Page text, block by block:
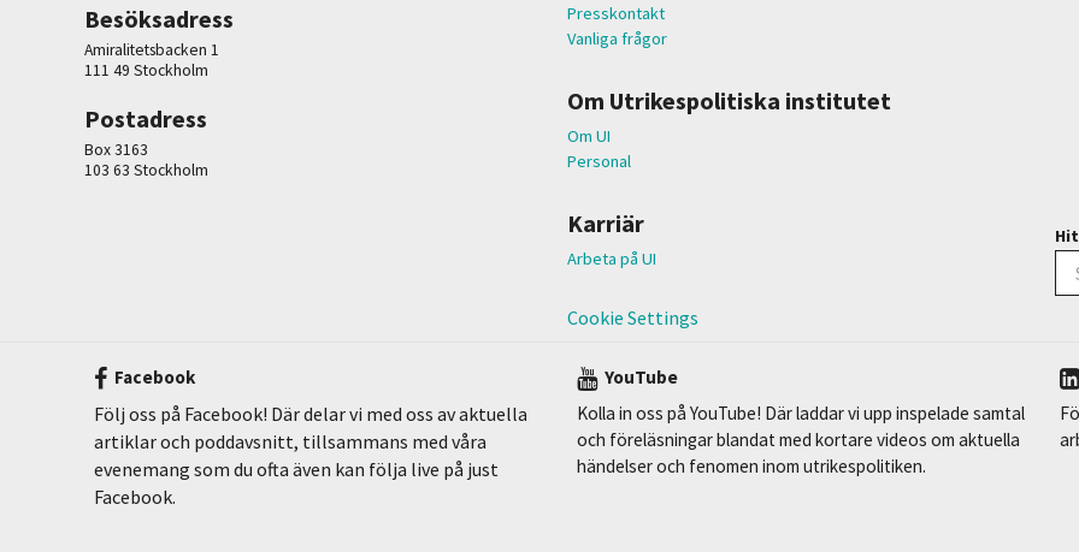
Besöksadress
Amiralitetsbacken 1
111 49 Stockholm
Postadress
Box 3163
103 63 Stockholm
Presskontakt
Vanliga frågor
Om Utrikespolitiska institutet
Om UI
Personal
Karriär
Arbeta på UI
Cookie Settings
Facebook
Följ oss på Facebook! Där delar vi med oss av aktuella
artiklar och poddavsnitt, tillsammans med våra
evenemang som du ofta även kan följa live på just
Facebook.
YouTube
Kolla in oss på YouTube! Där laddar vi upp inspelade samtal
och föreläsningar blandat med kortare videos om aktuella
händelser och fenomen inom utrikespolitiken.